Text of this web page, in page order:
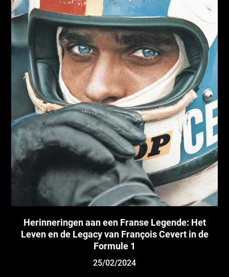
Herinneringen aan een Franse Legende: Het
Leven en de Legacy van François Cevert in de
Formule 1
25/02/2024